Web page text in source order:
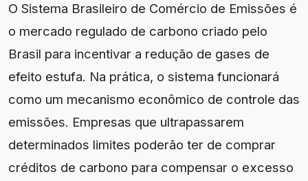
O Sistema Brasileiro de Comércio de Emissões é
o mercado regulado de carbono criado pelo
Brasil para incentivar a redução de gases de
efeito estufa. Na prática, o sistema funcionará
como um mecanismo econômico de controle das
emissões. Empresas que ultrapassarem
determinados limites poderão ter de comprar
créditos de carbono para compensar o excesso